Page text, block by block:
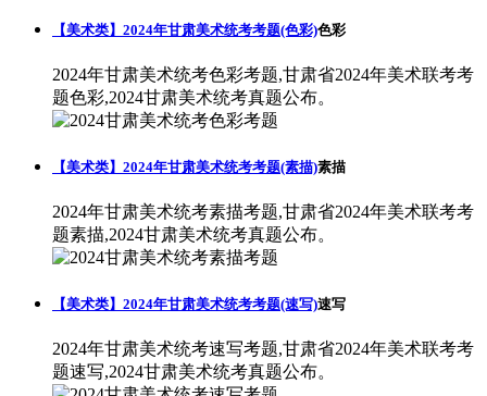
【美术类】2024年甘肃美术统考考题(色彩)色彩
2024年甘肃美术统考色彩考题,甘肃省2024年美术联考考
题色彩,2024甘肃美术统考真题公布。
【美术类】2024年甘肃美术统考考题(素描)素描
2024年甘肃美术统考素描考题,甘肃省2024年美术联考考
题素描,2024甘肃美术统考真题公布。
【美术类】2024年甘肃美术统考考题(速写)速写
2024年甘肃美术统考速写考题,甘肃省2024年美术联考考
题速写,2024甘肃美术统考真题公布。